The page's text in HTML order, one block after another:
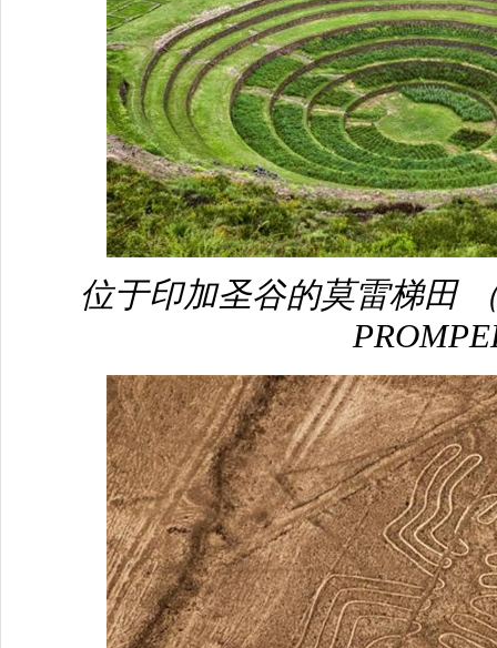
位于印加圣谷的莫雷梯田